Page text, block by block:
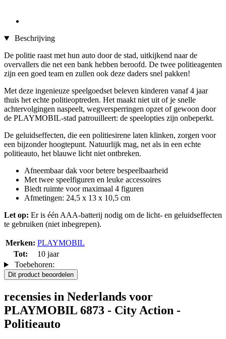
Beschrijving
De politie raast met hun auto door de stad, uitkijkend naar de
overvallers die net een bank hebben beroofd. De twee politieagenten
zijn een goed team en zullen ook deze daders snel pakken!
Met deze ingenieuze speelgoedset beleven kinderen vanaf 4 jaar
thuis het echte politieoptreden. Het maakt niet uit of je snelle
achtervolgingen naspeelt, wegversperringen opzet of gewoon door
de PLAYMOBIL-stad patrouilleert: de speelopties zijn onbeperkt.
De geluidseffecten, die een politiesirene laten klinken, zorgen voor
een bijzonder hoogtepunt. Natuurlijk mag, net als in een echte
politieauto, het blauwe licht niet ontbreken.
Afneembaar dak voor betere bespeelbaarheid
Met twee speelfiguren en leuke accessoires
Biedt ruimte voor maximaal 4 figuren
Afmetingen: 24,5 x 13 x 10,5 cm
Let op: Er is één AAA-batterij nodig om de licht- en geluidseffecten
te gebruiken (niet inbegrepen).
Merken: PLAYMOBIL
Tot:
10 jaar
Toebehoren:
Dit product beoordelen
recensies in Nederlands voor
PLAYMOBIL 6873 - City Action -
Politieauto